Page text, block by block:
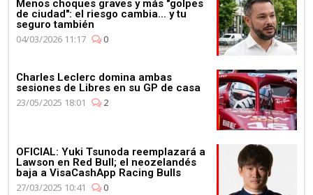
Menos choques graves y más "golpes
de ciudad": el riesgo cambia... y tu
seguro también
04/03/2026 11:17
0
Charles Leclerc domina ambas
sesiones de Libres en su GP de casa
23/05/2025 18:01
2
OFICIAL: Yuki Tsunoda reemplazará a
Lawson en Red Bull; el neozelandés
baja a VisaCashApp Racing Bulls
27/03/2025 10:41
0